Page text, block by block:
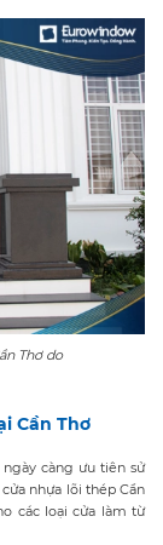
Thơ do
Cần Thơ
càng ưu tiên sử
nhựa lõi thép Cần
các loại cửa làm từ